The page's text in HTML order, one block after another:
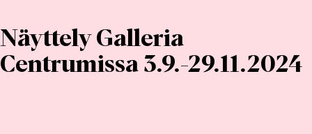
Näyttely Galleria
Centrumissa 3.9.-29.11.2024